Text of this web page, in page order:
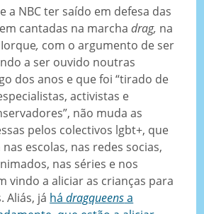
a NBC ter saído em defesa das
cantadas na marchadrag, na
, com o argumento de ser
a ser ouvido noutras
dos anos e que foi “tirado de
activistas e
não muda as
pelos colectivos lgbt+, que
escolas, nas redes socias,
nas séries e nos
vindo a aliciar as crianças para
Aliás, já hádragqueensa